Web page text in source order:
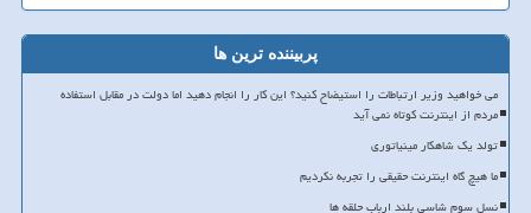
پربیننده ترین ها
می خواهید وزیر ارتباطات را استیضاح کنید؟ این کار را انجام دهید اما دولت در مقابل استفاده
مردم از اینترنت کوتاه نمی آید
تولد یک شاهکار مینیاتوری
ما هیچ گاه اینترنت حقیقی را تجربه نکردیم
نسل سوم شاسی بلند ارباب حلقه ها